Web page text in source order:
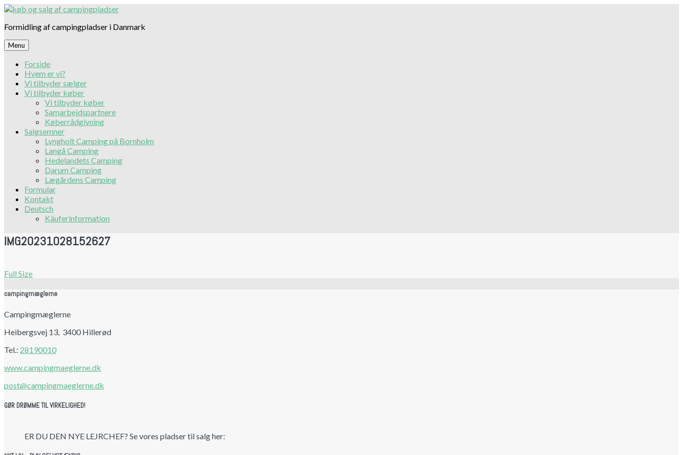
Skip
content
Formidling af campingpladser i Danmark
Menu
Forside
Hvem er vi?
Vi tilbyder sælger
Vi tilbyder køber
Vi tilbyder køber
Samarbejdspartnere
Køberrådgivning
Salgsemner
Lyngholt Camping på Bornholm
Langå Camping
Hedelandets Camping
Darum Camping
Lægårdens Camping
Formular
Kontakt
Deutsch
Käuferinformation
IMG20231028152627
Full Size
campingmæglerne
Campingmæglerne
Heibergsvej 13, 3400 Hillerød
Tel.: 28190010
www.campingmaeglerne.dk
post@campingmaeglerne.dk
GØR DRØMME TIL VIRKELIGHED!
ER DU DEN NYE LEJRCHEF? Se vores pladser til salg her: